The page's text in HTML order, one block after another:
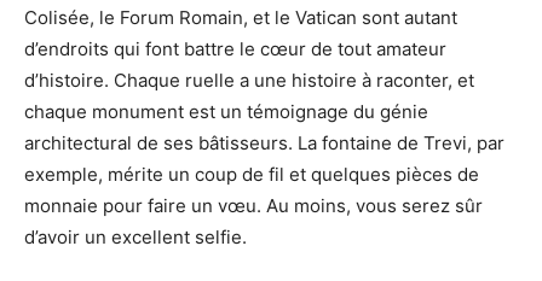
Colisée, le Forum Romain, et le Vatican sont autant
d’endroits qui font battre le cœur de tout amateur
d’histoire. Chaque ruelle a une histoire à raconter, et
chaque monument est un témoignage du génie
architectural de ses bâtisseurs. La fontaine de Trevi, par
exemple, mérite un coup de fil et quelques pièces de
monnaie pour faire un vœu. Au moins, vous serez sûr
d’avoir un excellent selfie.